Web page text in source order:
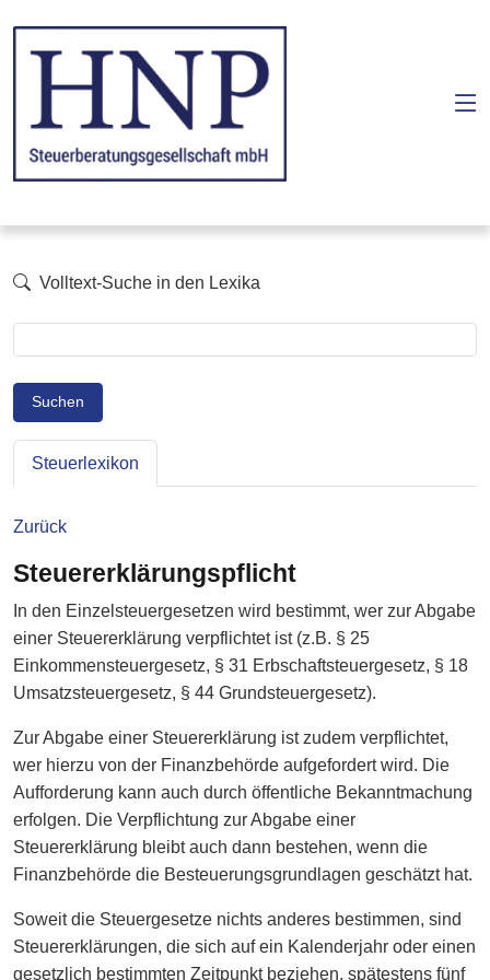
Volltext-Suche in den Lexika
Suchen
Steuerlexikon
Zurück
Steuererklärungspflicht
In den Einzelsteuergesetzen wird bestimmt, wer zur Abgabe
einer Steuererklärung verpflichtet ist (z.B. § 25
Einkommensteuergesetz, § 31 Erbschaftsteuergesetz, § 18
Umsatzsteuergesetz, § 44 Grundsteuergesetz).
Zur Abgabe einer Steuererklärung ist zudem verpflichtet,
wer hierzu von der Finanzbehörde aufgefordert wird. Die
Aufforderung kann auch durch öffentliche Bekanntmachung
erfolgen. Die Verpflichtung zur Abgabe einer
Steuererklärung bleibt auch dann bestehen, wenn die
Finanzbehörde die Besteuerungsgrundlagen geschätzt hat.
Soweit die Steuergesetze nichts anderes bestimmen, sind
Steuererklärungen, die sich auf ein Kalenderjahr oder einen
gesetzlich bestimmten Zeitpunkt beziehen, spätestens fünf